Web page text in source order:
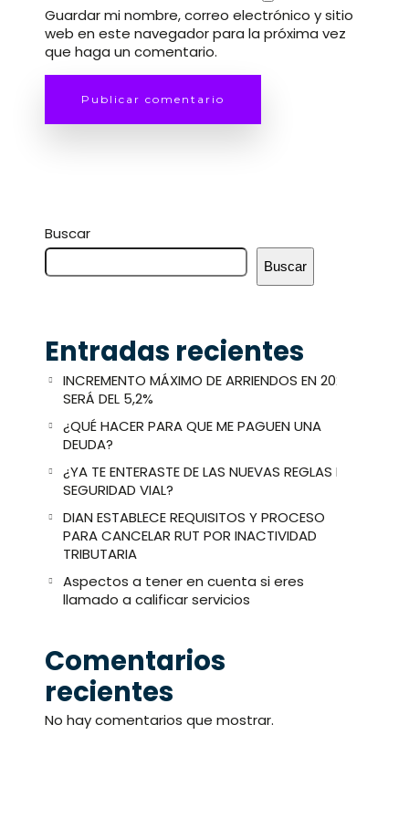
Guardar mi nombre, correo electrónico y sitio
web en este navegador para la próxima vez
que haga un comentario.
Buscar
Buscar
Entradas recientes
INCREMENTO MÁXIMO DE ARRIENDOS EN 2025
SERÁ DEL 5,2%
¿QUÉ HACER PARA QUE ME PAGUEN UNA
DEUDA?
¿YA TE ENTERASTE DE LAS NUEVAS REGLAS DE
SEGURIDAD VIAL?
DIAN ESTABLECE REQUISITOS Y PROCESO
PARA CANCELAR RUT POR INACTIVIDAD
TRIBUTARIA
Aspectos a tener en cuenta si eres
llamado a calificar servicios
Comentarios
recientes
No hay comentarios que mostrar.